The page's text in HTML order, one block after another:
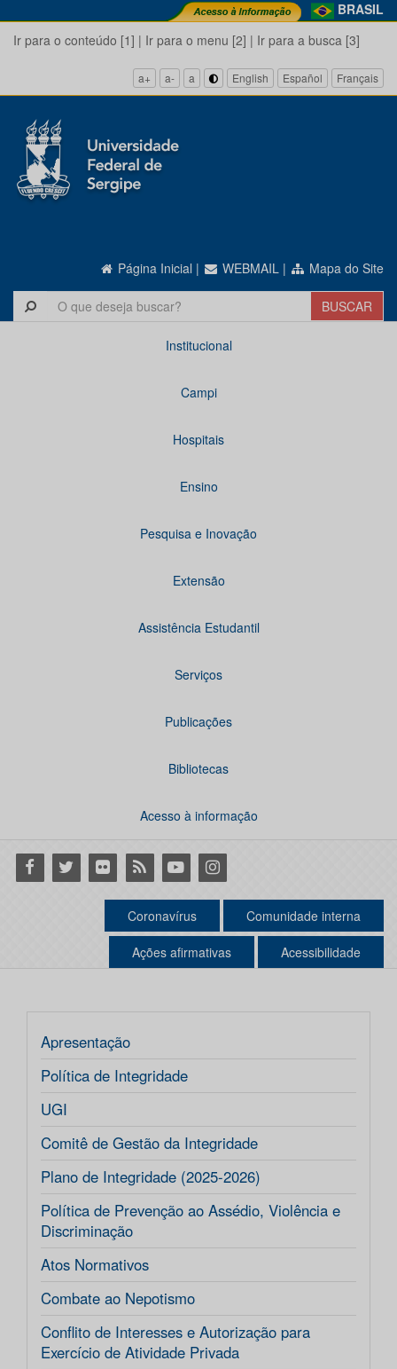
BRASIL
Ir para o conteúdo [1] | Ir para o menu [2] | Ir para a busca [3]
a+ a- a English Español Français
Página Inicial | WEBMAIL | Mapa do Site
Institucional
Campi
Hospitais
Ensino
Pesquisa e Inovação
Extensão
Assistência Estudantil
Serviços
Publicações
Bibliotecas
Acesso à informação
Facebook
Twitter Flickr RSS YoutubeInstagram
Coronavírus Comunidade interna
Ações afirmativas Acessibilidade
Apresentação
Política de Integridade
UGI
Comitê de Gestão da Integridade
Plano de Integridade (2025-2026)
Política de Prevenção ao Assédio, Violência e
Discriminação
Atos Normativos
Combate ao Nepotismo
Conflito de Interesses e Autorização para
Exercício de Atividade Privada